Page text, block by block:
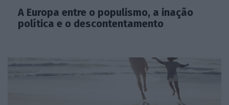
A Europa entre o populismo, a inação
política e o descontentamento